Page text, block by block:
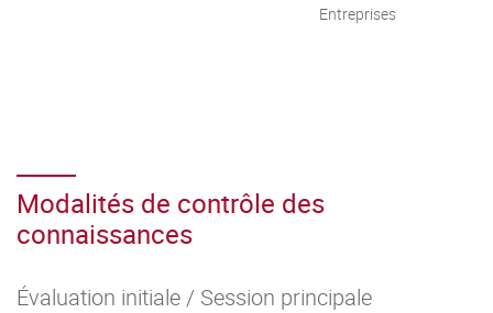
Entreprises
Modalités de contrôle des
connaissances
Évaluation initiale / Session principale